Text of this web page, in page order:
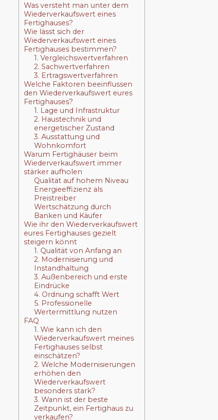
Was versteht man unter dem
Wiederverkaufswert eines
Fertighauses?
Wie lässt sich der
Wiederverkaufswert eines
Fertighauses bestimmen?
1. Vergleichswertverfahren
2. Sachwertverfahren
3. Ertragswertverfahren
Welche Faktoren beeinflussen
den Wiederverkaufswert eures
Fertighauses?
1. Lage und Infrastruktur
2. Haustechnik und
energetischer Zustand
3. Ausstattung und
Wohnkomfort
Warum Fertighäuser beim
Wiederverkaufswert immer
stärker aufholen
Qualität auf hohem Niveau
Energieeffizienz als
Preistreiber
Wertschätzung durch
Banken und Käufer
Wie ihr den Wiederverkaufswert
eures Fertighauses gezielt
steigern könnt
1. Qualität von Anfang an
2. Modernisierung und
Instandhaltung
3. Außenbereich und erste
Eindrücke
4. Ordnung schafft Wert
5. Professionelle
Wertermittlung nutzen
FAQ
1. Wie kann ich den
Wiederverkaufswert meines
Fertighauses selbst
einschätzen?
2. Welche Modernisierungen
erhöhen den
Wiederverkaufswert
besonders stark?
3. Wann ist der beste
Zeitpunkt, ein Fertighaus zu
verkaufen?